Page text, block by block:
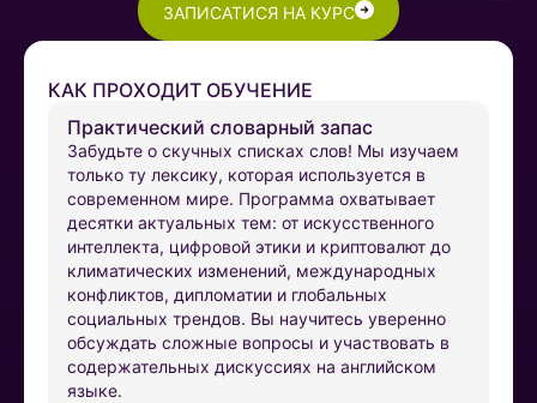
КАК ПРОХОДИТ ОБУЧЕНИЕ
Практический словарный запас
Забудьте о скучных списках слов! Мы изучаем
только ту лексику, которая используется в
современном мире. Программа охватывает
десятки актуальных тем: от искусственного
интеллекта, цифровой этики и криптовалют до
климатических изменений, международных
конфликтов, дипломатии и глобальных
социальных трендов. Вы научитесь уверенно
обсуждать сложные вопросы и участвовать в
содержательных дискуссиях на английском
языке.
ЗАПИСАТИСЯ НА КУРС